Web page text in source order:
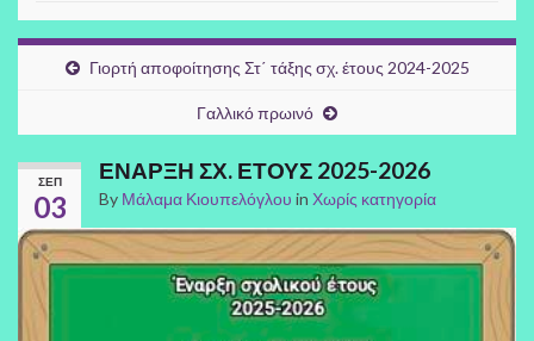
Γιορτή αποφοίτησης Στ΄ τάξης σχ. έτους 2024-2025
Γαλλικό πρωινό
ΣΕΠ
03
ΕΝΑΡΞΗ ΣΧ. ΕΤΟΥΣ 2025-2026
By Μάλαμα Κιουπελόγλου in Χωρίς κατηγορία